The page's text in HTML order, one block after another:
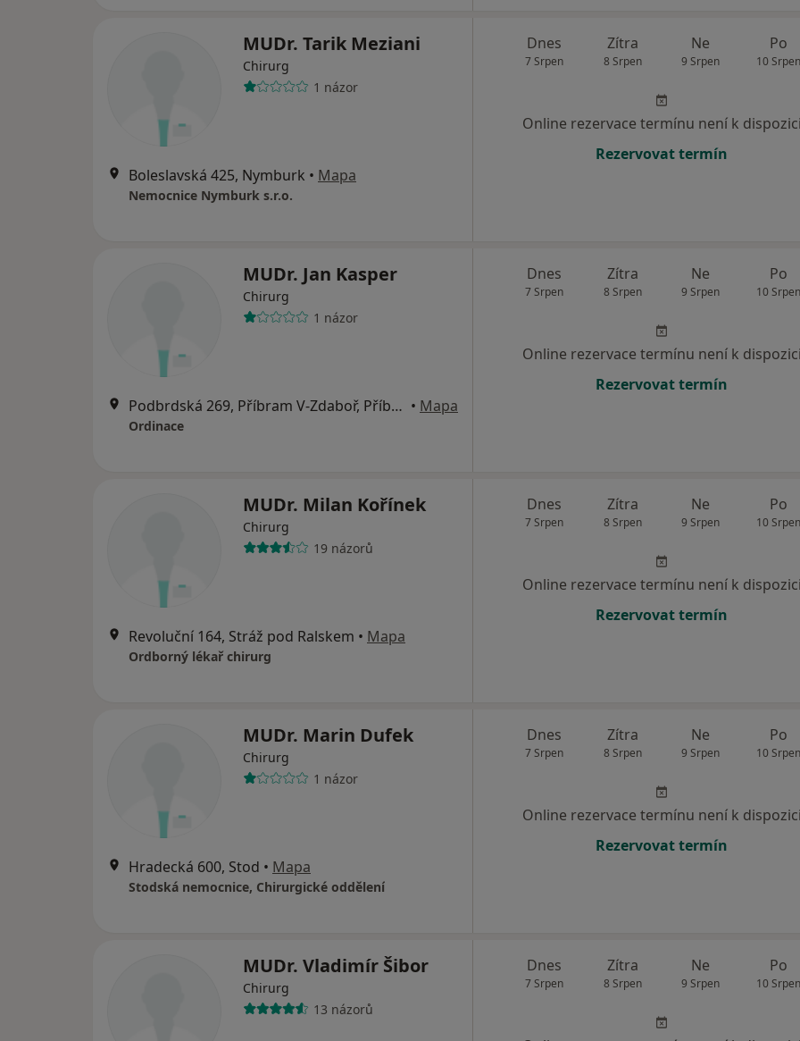
MUDr. Tarik Meziani
Chirurg
1 názor
Boleslavská 425, Nymburk • Mapa
Nemocnice Nymburk s.r.o.
Dnes
7 Srpen
Zítra
8 Srpen
Ne
9 Srpen
Po
10 Srpen
Online rezervace termínu není k dispozici
Rezervovat termín
MUDr. Jan Kasper
Chirurg
1 názor
Podbrdská 269, Příbram V-Zdaboř, Příbram • Mapa
Ordinace
Dnes
7 Srpen
Zítra
8 Srpen
Ne
9 Srpen
Po
10 Srpen
Online rezervace termínu není k dispozici
Rezervovat termín
MUDr. Milan Kořínek
Chirurg
19 názorů
Revoluční 164, Stráž pod Ralskem • Mapa
Ordborný lékař chirurg
Dnes
7 Srpen
Zítra
8 Srpen
Ne
9 Srpen
Po
10 Srpen
Online rezervace termínu není k dispozici
Rezervovat termín
MUDr. Marin Dufek
Chirurg
1 názor
Hradecká 600, Stod • Mapa
Stodská nemocnice, Chirurgické oddělení
Dnes
7 Srpen
Zítra
8 Srpen
Ne
9 Srpen
Po
10 Srpen
Online rezervace termínu není k dispozici
Rezervovat termín
MUDr. Vladimír Šibor
Chirurg
13 názorů
Dnes
7 Srpen
Zítra
8 Srpen
Ne
9 Srpen
Po
10 Srpen